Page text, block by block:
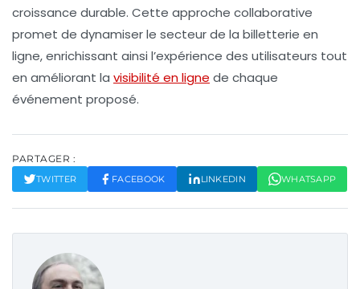
croissance durable. Cette approche collaborative
promet de dynamiser le secteur de la billetterie en
ligne, enrichissant ainsi l’expérience des utilisateurs tout
en améliorant la visibilité en ligne de chaque
événement proposé.
PARTAGER :
TWITTER FACEBOOK LINKEDIN WHATSAPP